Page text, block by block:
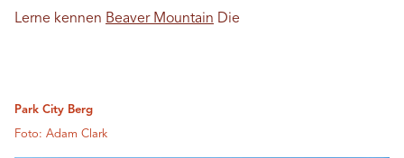
Lerne kennen Beaver Mountain Die
Park City Berg
Foto: Adam Clark